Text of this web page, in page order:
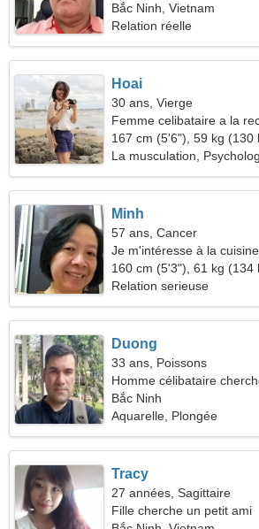
Bắc Ninh, Vietnam
Relation réelle
Hoai
30 ans, Vierge
Femme celibataire a la
39
167 cm (5'6"), 59 kg (130
La musculation,
Minh
57 ans, Cancer
Je m'intéresse à la
160 cm (5'3"), 61 kg (134
Relation serieuse
Duong
33 ans, Poissons
Homme célibataire
Bắc Ninh
Aquarelle, Plongée
Tracy
27 années, Sagittaire
Fille cherche un petit ami